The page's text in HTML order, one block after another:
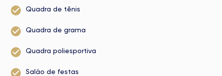
Quadra de tênis
Quadra de grama
Quadra poliesportiva
Salão de festas